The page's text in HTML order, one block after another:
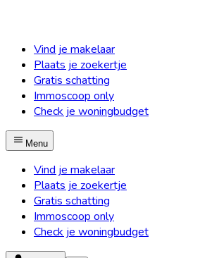
Vind je makelaar
Plaats je zoekertje
Gratis schatting
Immoscoop only
Check je woningbudget
Menu
Vind je makelaar
Plaats je zoekertje
Gratis schatting
Immoscoop only
Check je woningbudget